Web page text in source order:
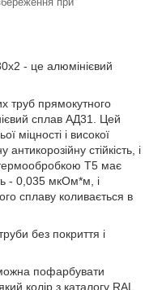
- це алюмінієвий
труб прямокутного
сплав АД31. Цей
міцності і високої
стійкість, і
Т5 має
- 0,035 мкОм*м, і
сплаву коливається в
без покриття і
пофарбувати
колір з каталогу RAL.